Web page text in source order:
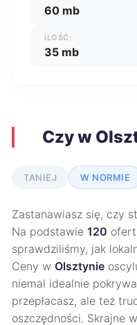
60 mb
ILOŚĆ:
35 mb
Czy w
TANIEJ W NORMIE
Zastanawiasz się, czy
Na podstawie 120
sprawdziliśmy, jak
Ceny w Olsztynie
niemal idealnie
przepłacasz, ale też
oszczędności. Skrajne